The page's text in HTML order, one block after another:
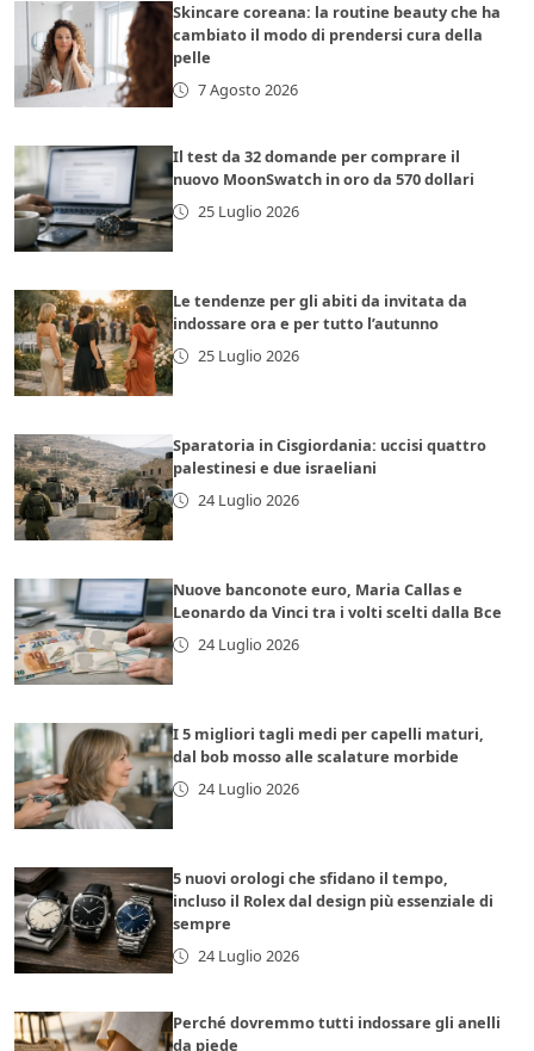
Skincare coreana: la routine beauty che ha
cambiato il modo di prendersi cura della
pelle
7 Agosto 2026
Il test da 32 domande per comprare il
nuovo MoonSwatch in oro da 570 dollari
25 Luglio 2026
Le tendenze per gli abiti da invitata da
indossare ora e per tutto l’autunno
25 Luglio 2026
Sparatoria in Cisgiordania: uccisi quattro
palestinesi e due israeliani
24 Luglio 2026
Nuove banconote euro, Maria Callas e
Leonardo da Vinci tra i volti scelti dalla Bce
24 Luglio 2026
I 5 migliori tagli medi per capelli maturi,
dal bob mosso alle scalature morbide
24 Luglio 2026
5 nuovi orologi che sfidano il tempo,
incluso il Rolex dal design più essenziale di
sempre
24 Luglio 2026
Perché dovremmo tutti indossare gli anelli
da piede